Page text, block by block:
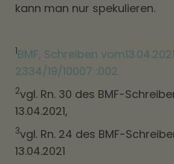
kann man nur spekulieren.
1BMF, Schreiben
2334/19/10007 :002
2vgl. Rn. 30 des BMF-
13.04.2021,
3vgl. Rn. 24 des BMF-
13.04.2021